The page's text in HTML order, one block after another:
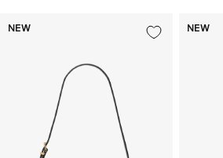
NEW NEW